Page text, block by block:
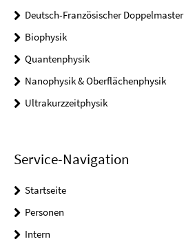
Deutsch-Französischer Doppelmaster
Biophysik
Quantenphysik
Nanophysik & Oberflächenphysik
Ultrakurzzeitphysik
Service-Navigation
Startseite
Personen
Intern